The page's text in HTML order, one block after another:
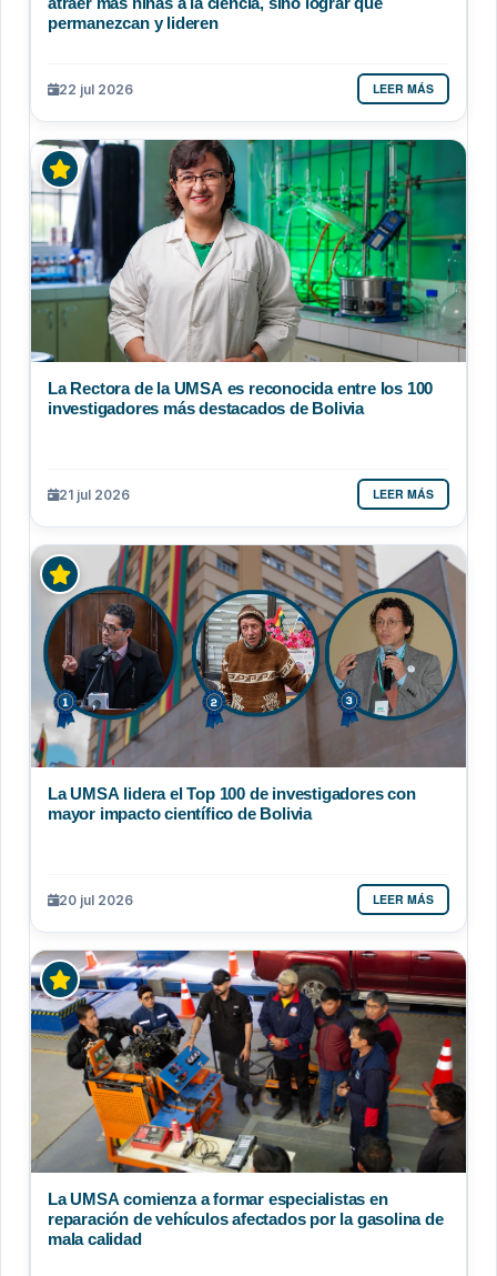
permanezcan y lideren
22 jul 2026 LEER MÁS
La Rectora de la UMSA es reconocida entre los 100
investigadores más destacados de Bolivia
21 jul 2026 LEER MÁS
La UMSA lidera el Top 100 de investigadores con
mayor impacto científico de Bolivia
20 jul 2026 LEER MÁS
La UMSA comienza a formar especialistas en
reparación de vehículos afectados por la gasolina de
mala calidad